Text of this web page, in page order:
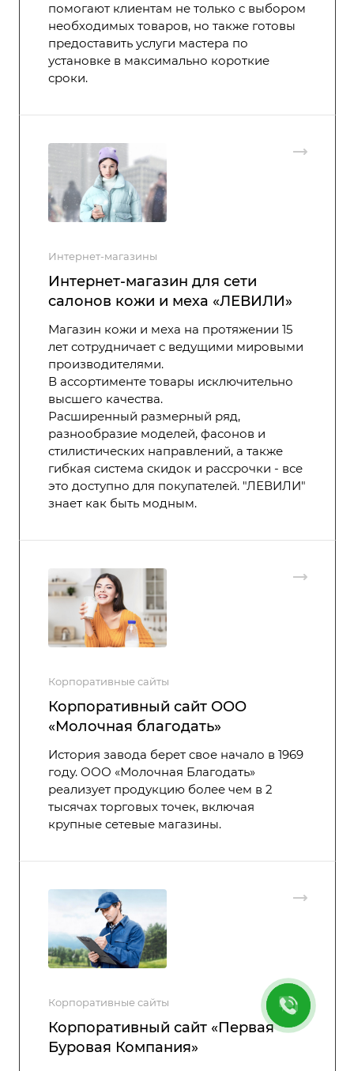
помогают клиентам не только с выбором
необходимых товаров, но также готовы
предоставить услуги мастера по
установке в максимально короткие
сроки.
Интернет-магазины
Интернет-магазин для сети
салонов кожи и меха «ЛЕВИЛИ»
Магазин кожи и меха на протяжении 15
лет сотрудничает с ведущими мировыми
производителями.
В ассортименте товары исключительно
высшего качества.
Расширенный размерный ряд,
разнообразие моделей, фасонов и
стилистических направлений, а также
гибкая система скидок и рассрочки - все
это доступно для покупателей. "ЛЕВИЛИ"
знает как быть модным.
Корпоративные сайты
Корпоративный сайт ООО
«Молочная благодать»
История завода берет свое начало в 1969
году. ООО «Молочная Благодать»
реализует продукцию более чем в 2
тысячах торговых точек, включая
крупные сетевые магазины.
Корпоративные сайты
Корпоративный сайт «Первая
Буровая Компания»